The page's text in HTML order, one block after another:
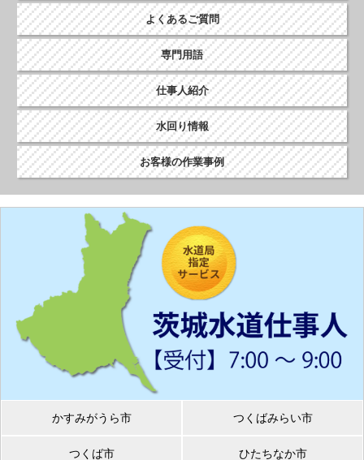
よくあるご質問
専門用語
仕事人紹介
水回り情報
お客様の作業事例
かすみがうら市 つくばみらい市
つくば市 ひたちなか市